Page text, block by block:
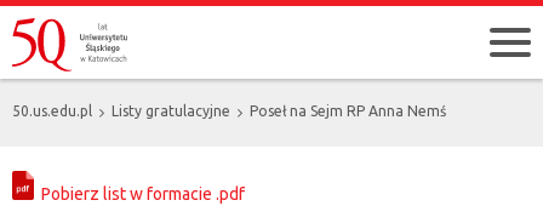
50.us.edu.pl Listy gratulacyjne Poseł na Sejm RP Anna Nemś
Pobierz list w formacie .pdf